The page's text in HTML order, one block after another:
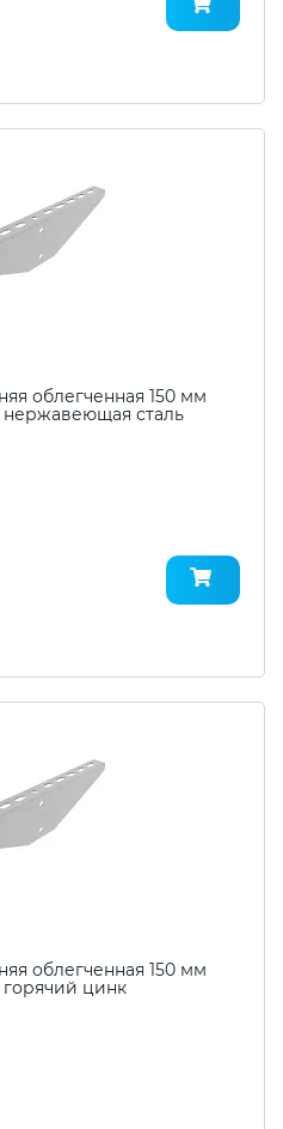
облегченная 150 мм
нержавеющая сталь
облегченная 150 мм
цинк